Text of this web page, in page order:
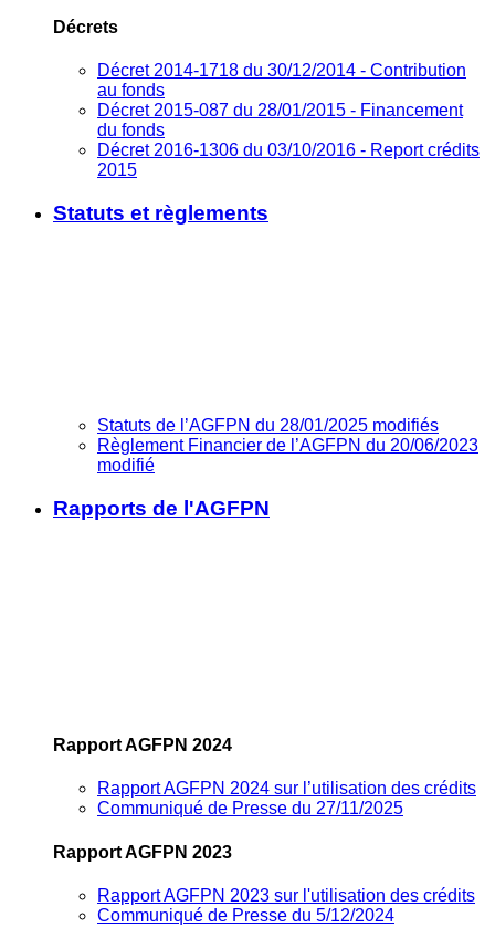
Décrets
Décret 2014-1718 du 30/12/2014 - Contribution
au fonds
Décret 2015-087 du 28/01/2015 - Financement
du fonds
Décret 2016-1306 du 03/10/2016 - Report crédits
2015
Statuts et règlements
Statuts de l’AGFPN du 28/01/2025 modifiés
Règlement Financier de l’AGFPN du 20/06/2023
modifié
Rapports de l'AGFPN
Rapport AGFPN 2024
Rapport AGFPN 2024 sur l’utilisation des crédits
Communiqué de Presse du 27/11/2025
Rapport AGFPN 2023
Rapport AGFPN 2023 sur l'utilisation des crédits
Communiqué de Presse du 5/12/2024